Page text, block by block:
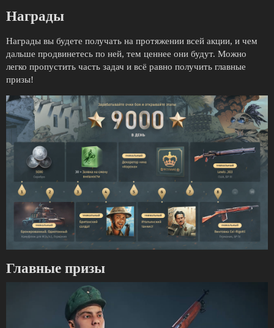
Награды
Награды вы будете получать на протяжении всей акции, и чем
дальше продвинетесь по ней, тем ценнее они будут. Можно
легко пропустить часть задач и всё равно получить главные
призы!
Главные призы